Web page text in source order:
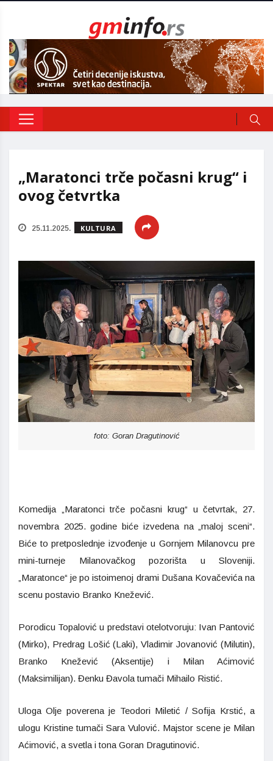
„Maratonci trče počasni krug“ i
ovog četvrtka
25.11.2025. KULTURA
foto: Goran Dragutinović
Komedija „Maratonci trče počasni krug“ u četvrtak, 27.
novembra 2025. godine biće izvedena na „maloj sceni“.
Biće to pretposlednje izvođenje u Gornjem Milanovcu pre
mini-turneje Milanovačkog pozorišta u Sloveniji.
„Maratonce“ je po istoimenoj drami Dušana Kovačevića na
scenu postavio Branko Knežević.
Porodicu Topalović u predstavi otelotvoruju: Ivan Pantović
(Mirko), Predrag Lošić (Laki), Vladimir Jovanović (Milutin),
Branko Knežević (Aksentije) i Milan Aćimović
(Maksimilijan). Đenku Đavola tumači Mihailo Ristić.
Uloga Olje poverena je Teodori Miletić / Sofija Krstić, a
ulogu Kristine tumači Sara Vulović. Majstor scene je Milan
Aćimović, a svetla i tona Goran Dragutinović.